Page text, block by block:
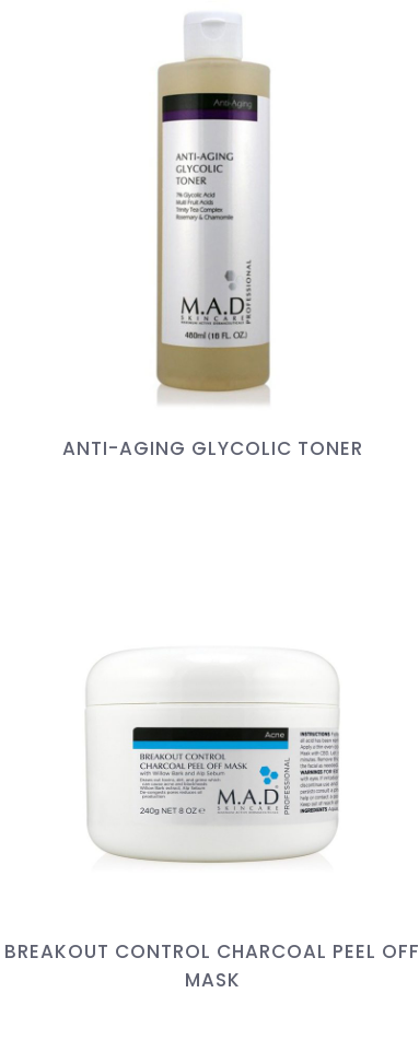
ANTI-AGING GLYCOLIC TONER
BREAKOUT CONTROL CHARCOAL PEEL OFF
MASK